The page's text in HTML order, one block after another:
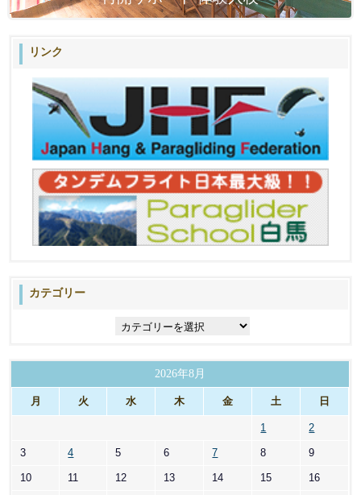
リンク
カテゴリー
ー
2026年8月
月 火 水 木 金 土 日
1 2
3 4 5 6 7 8 9
10 11 12 13 14 15 16